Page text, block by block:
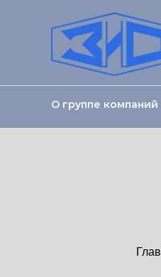
О группе компаний